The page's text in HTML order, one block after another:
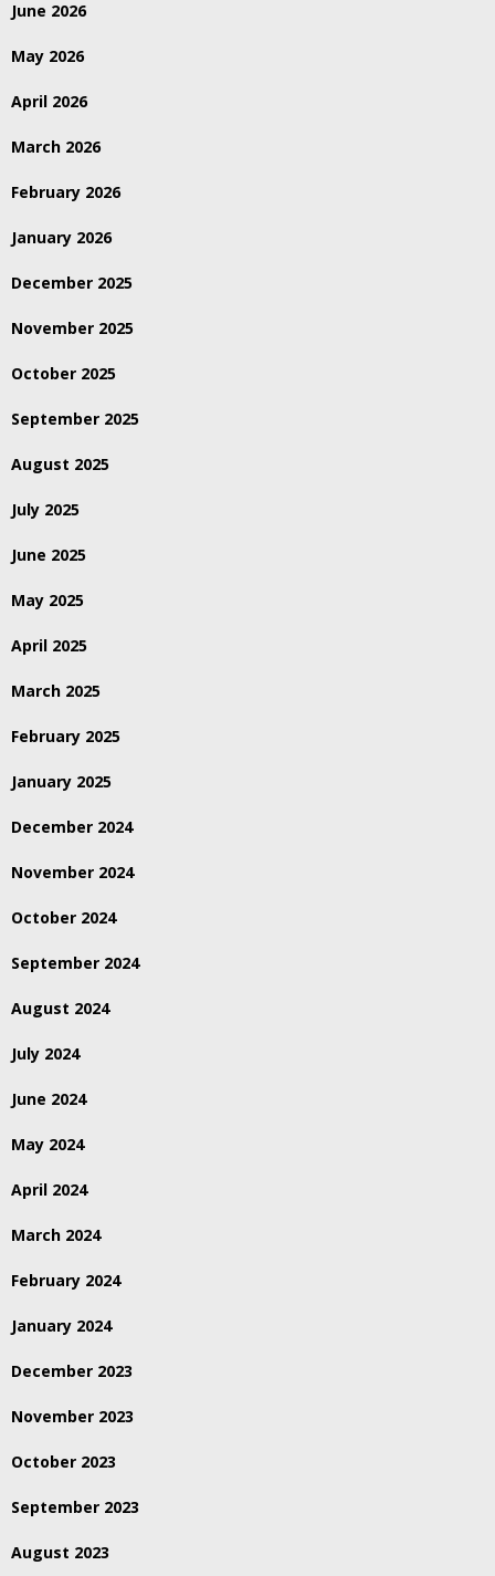
June 2026
May 2026
April 2026
March 2026
February 2026
January 2026
December 2025
November 2025
October 2025
September 2025
August 2025
July 2025
June 2025
May 2025
April 2025
March 2025
February 2025
January 2025
December 2024
November 2024
October 2024
September 2024
August 2024
July 2024
June 2024
May 2024
April 2024
March 2024
February 2024
January 2024
December 2023
November 2023
October 2023
September 2023
August 2023